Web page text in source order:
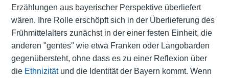
Erzählungen aus bayerischer Perspektive überliefert
wären. Ihre Rolle erschöpft sich in der Überlieferung des
Frühmittelalters zunächst in der einer festen Einheit, die
anderen "gentes" wie etwa Franken oder Langobarden
gegenübersteht, ohne dass es zu einer Reflexion über
die Ethnizitätund die Identität der Bayern kommt. Wenn